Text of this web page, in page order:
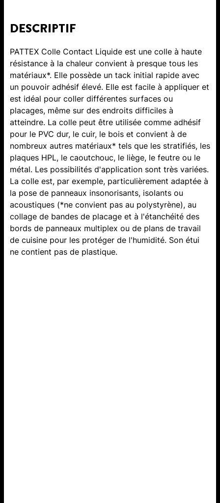
DESCRIPTIF
PATTEX Colle Contact Liquide est une colle à haute
résistance à la chaleur convient à presque tous les
matériaux*. Elle possède un tack initial rapide avec
un pouvoir adhésif élevé. Elle est facile à appliquer et
est idéal pour coller différentes surfaces ou
placages, même sur des endroits difficiles à
atteindre. La colle peut être utilisée comme adhésif
pour le PVC dur, le cuir, le bois et convient à de
nombreux autres matériaux* tels que les stratifiés, les
plaques HPL, le caoutchouc, le liège, le feutre ou le
métal. Les possibilités d'application sont très variées.
La colle est, par exemple, particulièrement adaptée à
la pose de panneaux insonorisants, isolants ou
acoustiques (*ne convient pas au polystyrène), au
collage de bandes de placage et à l'étanchéité des
bords de panneaux multiplex ou de plans de travail
de cuisine pour les protéger de l'humidité. Son étui
ne contient pas de plastique.